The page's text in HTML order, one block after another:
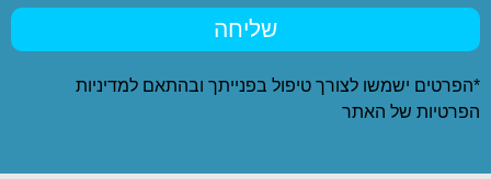
שליחה
*הפרטים ישמשו לצורך טיפול בפנייתך ובהתאם למדיניות
הפרטיות של האתר